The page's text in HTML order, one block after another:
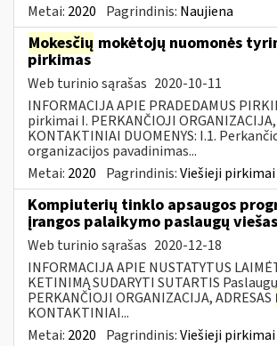
Metai: 2020 Pagrindinis: Naujiena
Mokesčių mokėtojų nuomonės
pirkimas
Web turinio sąrašas 2020-10-11
INFORMACIJA APIE PRADEDAMUS
pirkimai I. PERKANČIOJI ORGANIZACIJA,
KONTAKTINIAI DUOMENYS: I.1.
organizacijos pavadinimas...
Metai: 2020 Pagrindinis:Viešieji pirkimai
Kompiuterių tinklo apsaugos
įrangos palaikymo paslaugų
Web turinio sąrašas 2020-12-18
INFORMACIJA APIE NUSTATYTUS
KETINIMĄ SUDARYTI SUTARTIS
PERKANČIOJI ORGANIZACIJA, ADRESAS
KONTAKTINIAI...
Metai: 2020 Pagrindinis:Viešieji pirkimai